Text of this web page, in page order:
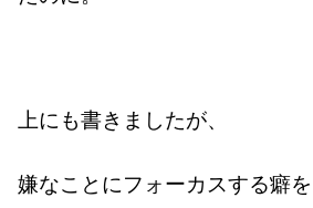
上にも書きましたが、
嫌なことにフォーカスする癖を